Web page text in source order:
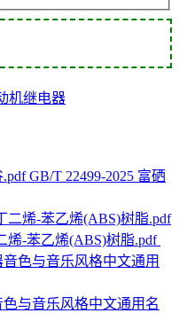
机继电器
GB/T 22499-2025 富硒
烯-苯乙烯(ABS)树脂.pdf
色与音乐风格中文通用名